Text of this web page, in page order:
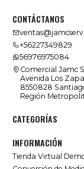
CONTÁCTANOS
+56227349829
56976975084
Comercial Jamc
Avenida Los
8550828
Región
CATEGORÍAS
INFORMACIÓN
Tienda Virtual